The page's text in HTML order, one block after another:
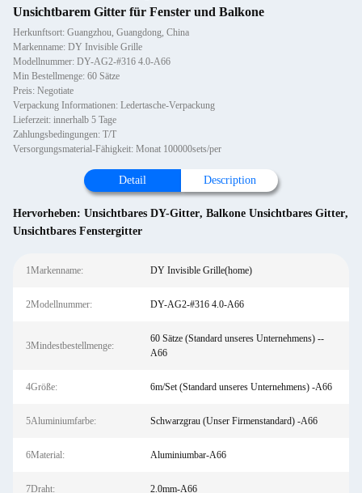
Unsichtbarem Gitter für Fenster und Balkone
Herkunftsort: Guangzhou, Guangdong, China
Markenname: DY Invisible Grille
Modellnummer: DY-AG2-#316 4.0-A66
Min Bestellmenge: 60 Sätze
Preis: Negotiate
Verpackung Informationen: Ledertasche-Verpackung
Lieferzeit: innerhalb 5 Tage
Zahlungsbedingungen: T/T
Versorgungsmaterial-Fähigkeit: Monat 100000sets/per
Detail Description
Hervorheben: Unsichtbares DY-Gitter, Balkone Unsichtbares Gitter,
Unsichtbares Fenstergitter
1Markenname: DY Invisible Grille(home)
2Modellnummer: DY-AG2-#316 4.0-A66
3Mindestbestellmenge:
60 Sätze (Standard unseres Unternehmens) --
A66
4Größe: 6m/Set (Standard unseres Unternehmens) -A66
5Aluminiumfarbe: Schwarzgrau (Unser Firmenstandard) -A66
6Material: Aluminiumbar-A66
7Draht: 2.0mm-A66